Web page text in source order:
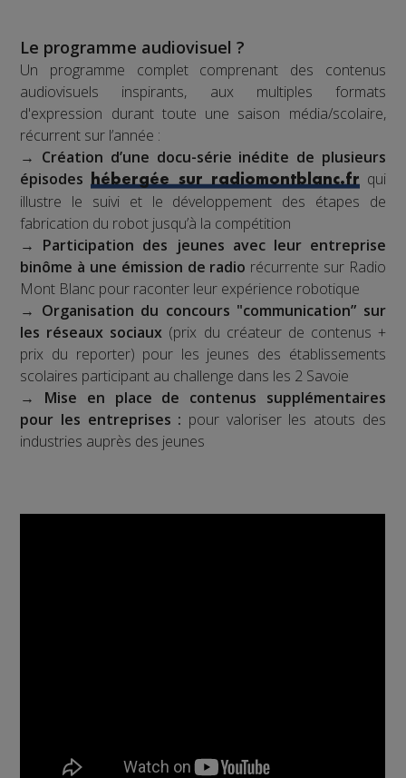
Le programme audiovisuel ?
Un programme complet comprenant des contenus
audiovisuels inspirants, aux multiples formats
d'expression durant toute une saison média/scolaire,
récurrent sur l’année :
→ Création d’une docu-série inédite de plusieurs
épisodes hébergée sur radiomontblanc.frqui
illustre le suivi et le développement des étapes de
fabrication du robot jusqu’à la compétition
→ Participation des jeunes avec leur entreprise
binôme à une émission de radio récurrente sur Radio
Mont Blanc pour raconter leur expérience robotique
→ Organisation du concours "communication” sur
les réseaux sociaux (prix du créateur de contenus +
prix du reporter) pour les jeunes des établissements
scolaires participant au challenge dans les 2 Savoie
→ Mise en place de contenus supplémentaires
pour les entreprises : pour valoriser les atouts des
industries auprès des jeunes